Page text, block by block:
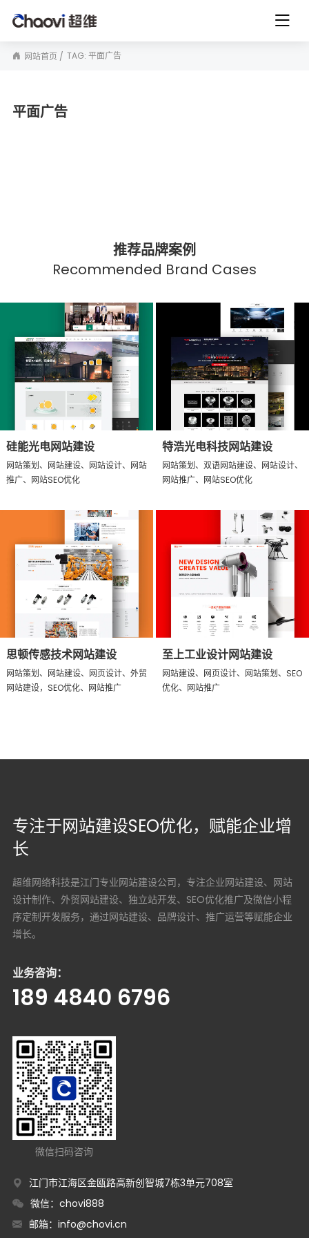
网站首页 TAG: 平面广告
平面广告
推荐品牌案例
Recommended Brand Cases
硅能光电网站建设
网站策划、网站建设、网站设计、网站
推广、网站SEO优化
特浩光电科技网站建设
网站策划、双语网站建设、网站设计、
网站推广、网站SEO优化
思顿传感技术网站建设
网站策划、网站建设、网页设计、外贸
网站建设，SEO优化、网站推广
至上工业设计网站建设
网站建设、网页设计、网站策划、SEO
优化、网站推广
专注于网站建设SEO优化，赋能企业增
长
超维网络科技是江门专业网站建设公司，专注企业网站建设、网站
设计制作、外贸网站建设、独立站开发、SEO优化推广及微信小程
序定制开发服务，通过网站建设、品牌设计、推广运营等赋能企业
增长。
业务咨询：
189 4840 6796
微信扫码咨询
江门市江海区金瓯路高新创智城7栋3单元708室
微信：chovi888
邮箱： info@chovi.cn